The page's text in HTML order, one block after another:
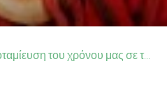
του χρόνου μας σε τράπεζα συναισθημάτων